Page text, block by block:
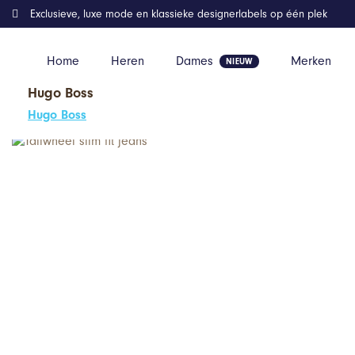
Home Heren Dames Merken
Exclusieve, luxe mode en klassieke designerlabels op één plek
Hugo Boss
Hugo Boss
Home Kleding